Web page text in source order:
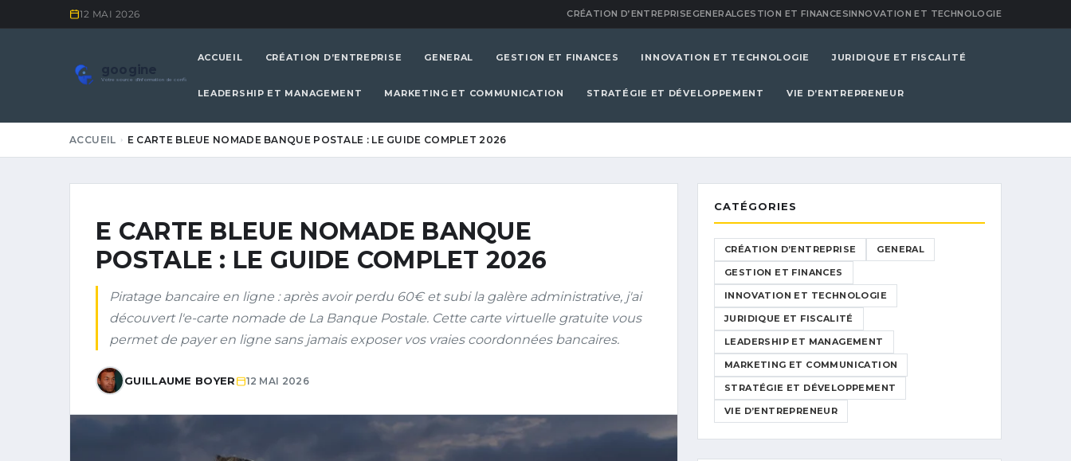
12 MAI 2026 CRÉATION D’ENTREPRISEGENERALGESTION ET FINANCESINNOVATION ET TECHNOLOGIE
googine
Votre source d'information de confiance
ACCUEIL CRÉATION D’ENTREPRISE GENERAL GESTION ET FINANCES INNOVATION ET TECHNOLOGIE JURIDIQUE ET FISCALITÉ
LEADERSHIP ET MANAGEMENT MARKETING ET COMMUNICATION STRATÉGIE ET DÉVELOPPEMENT VIE D’ENTREPRENEUR
ACCUEIL E CARTE BLEUE NOMADE BANQUE POSTALE : LE GUIDE COMPLET 2026
E CARTE BLEUE NOMADE BANQUE
POSTALE : LE GUIDE COMPLET 2026
Piratage bancaire en ligne : après avoir perdu 60€ et subi la galère administrative, j'ai
découvert l'e-carte nomade de La Banque Postale. Cette carte virtuelle gratuite vous
permet de payer en ligne sans jamais exposer vos vraies coordonnées bancaires.
GUILLAUME BOYER 12 MAI 2026
CATÉGORIES
CRÉATION D’ENTREPRISE GENERAL
GESTION ET FINANCES
INNOVATION ET TECHNOLOGIE
JURIDIQUE ET FISCALITÉ
LEADERSHIP ET MANAGEMENT
MARKETING ET COMMUNICATION
STRATÉGIE ET DÉVELOPPEMENT
VIE D’ENTREPRENEUR